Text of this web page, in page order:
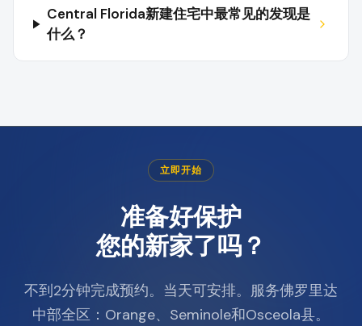
Central Florida新建住宅中最常见的发现是
什么？
立即开始
准备好保护
您的新家了吗？
不到2分钟完成预约。当天可安排。服务佛罗里达
中部全区：Orange、Seminole和Osceola县。